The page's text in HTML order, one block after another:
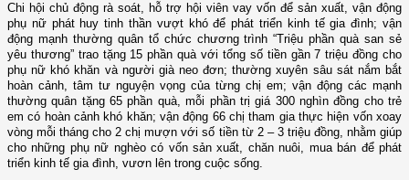
Chi hội chủ động rà soát, hỗ trợ hội viên vay vốn để sản xuất, vận động
phụ nữ phát huy tinh thần vượt khó để phát triển kinh tế gia đình; vận
động mạnh thường quân tổ chức chương trình “Triệu phần quà san sẻ
yêu thương” trao tặng 15 phần quà với tổng số tiền gần 7 triệu đồng cho
phụ nữ khó khăn và người già neo đơn; thường xuyên sâu sát nắm bắt
hoàn cảnh, tâm tư nguyện vọng của từng chị em; vận động các mạnh
thường quân tặng 65 phần quà, mỗi phần trị giá 300 nghìn đồng cho trẻ
em có hoàn cảnh khó khăn; vận động 66 chị tham gia thực hiện vốn xoay
vòng mỗi tháng cho 2 chị mượn với số tiền từ 2 – 3 triệu đồng, nhằm giúp
cho những phụ nữ nghèo có vốn sản xuất, chăn nuôi, mua bán để phát
triển kinh tế gia đình, vươn lên trong cuộc sống.